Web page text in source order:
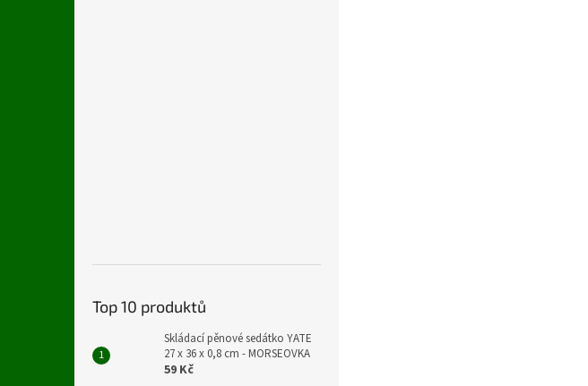
Top 10 produktů
Skládací pěnové sedátko YATE
27 x 36 x 0,8 cm - MORSEOVKA
59 Kč